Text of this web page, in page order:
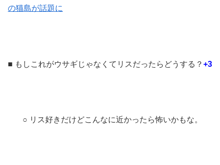
の猫島が話題に
■ もしこれがウサギじゃなくてリスだったらどうする？ +3
○ リス好きだけどこんなに近かったら怖いかもな。